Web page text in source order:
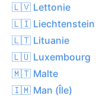
🇱🇻 Lettonie
🇱🇮 Liechtenstein
🇱🇹 Lituanie
🇱🇺 Luxembourg
🇲🇹 Malte
🇮🇲 Man (Île)